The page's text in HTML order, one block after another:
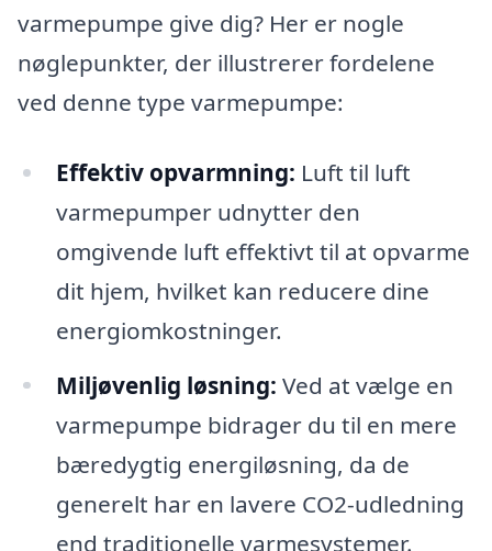
varmepumpe give dig? Her er nogle
nøglepunkter, der illustrerer fordelene
ved denne type varmepumpe:
Effektiv opvarmning: Luft til luft
varmepumper udnytter den
omgivende luft effektivt til at opvarme
dit hjem, hvilket kan reducere dine
energiomkostninger.
Miljøvenlig løsning: Ved at vælge en
varmepumpe bidrager du til en mere
bæredygtig energiløsning, da de
generelt har en lavere CO2-udledning
end traditionelle varmesystemer.